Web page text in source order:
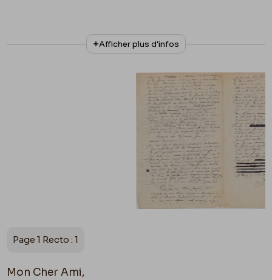
N° d'inventaire
ML/03270/0032
Collationnage
Autographe
Belgique, Bruxelles, Archives et Musée de la
Afficher plus d'infos
Page 1 Recto : 1
Mon Cher Ami,